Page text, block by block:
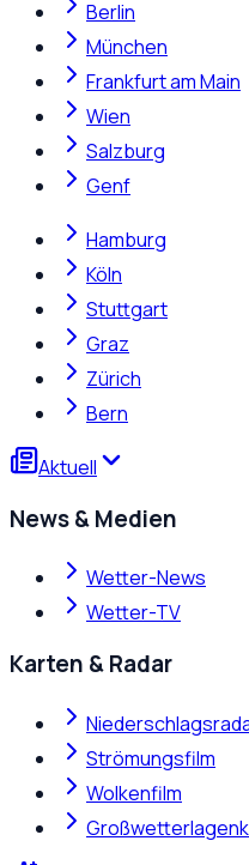
Berlin
München
Frankfurt am Main
Wien
Salzburg
Genf
Hamburg
Köln
Stuttgart
Graz
Zürich
Bern
Aktuell
News & Medien
Wetter-News
Wetter-TV
Karten & Radar
Strömungsfilm
Wolkenfilm